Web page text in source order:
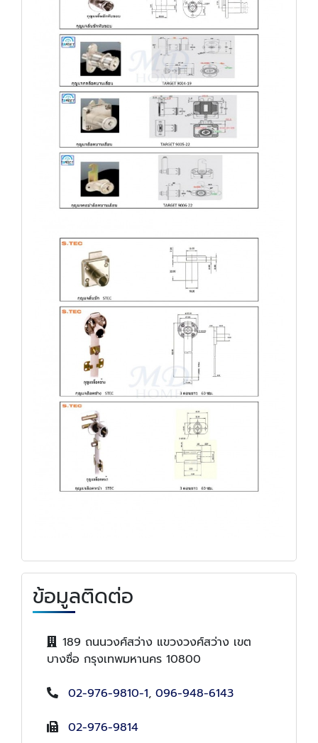
ข้อมูลติดต่อ
189 ถนนวงศ์สว่าง แขวงวงศ์สว่าง เขต
บางซื่อ กรุงเทพมหานคร 10800
02-976-9810-1, 096-948-6143
02-976-9814